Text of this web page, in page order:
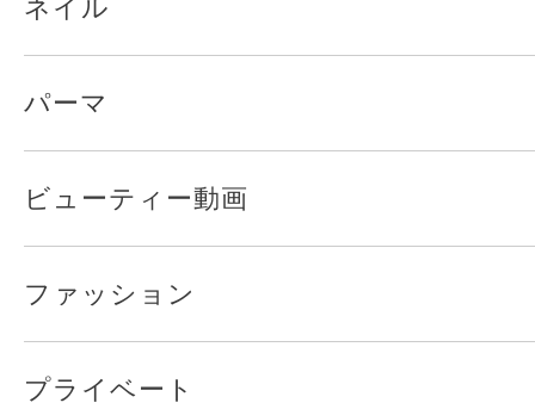
ネイル
パーマ
ビューティー動画
ファッション
プライベート